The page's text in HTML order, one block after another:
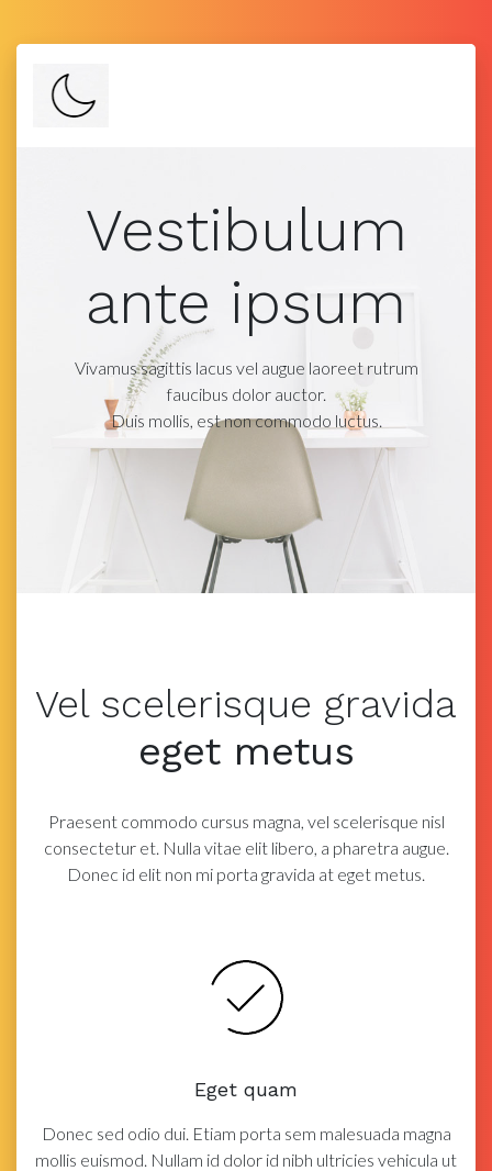
Vestibulum
ante ipsum
Vivamus sagittis lacus vel augue laoreet rutrum
faucibus dolor auctor.
Duis mollis, est non commodo luctus.
Vel scelerisque gravida
eget metus
Praesent commodo cursus magna, vel scelerisque nisl
consectetur et. Nulla vitae elit libero, a pharetra augue.
Donec id elit non mi porta gravida at eget metus.
Eget quam
Donec sed odio dui. Etiam porta sem malesuada magna
mollis euismod. Nullam id dolor id nibh ultricies vehicula ut